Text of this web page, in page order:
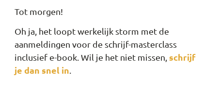
Tot morgen!
Oh ja, het loopt werkelijk storm met de
aanmeldingen voor de schrijf-masterclass
inclusief e-book. Wil je het niet missen, schrijf
je dan snel in